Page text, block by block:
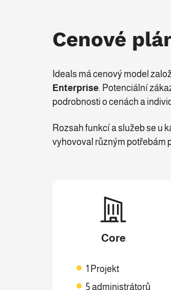
Cenové
Ideals má cenový model
Enterprise. Potenciální
podrobnosti o cenách a
Rozsah funkcí a služeb se u
vyhovoval různým potřebám
Core
1 Projekt
5 administrátorů